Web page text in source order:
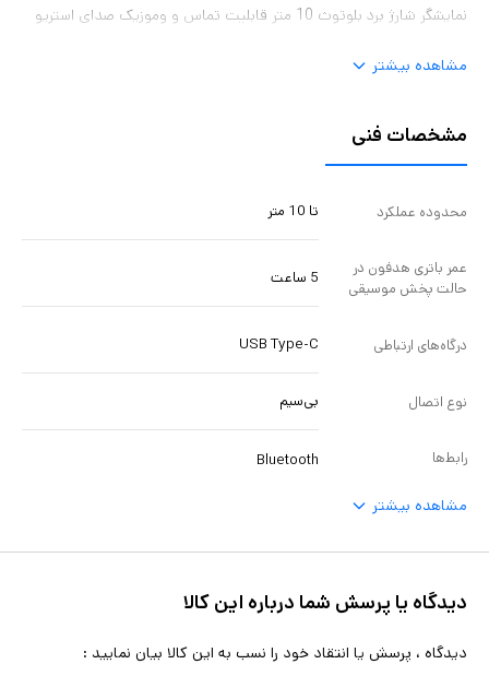
نمایشگر شارژ برد بلوتوث 10 متر قابلیت تماس و وموزیک صدای استریو
مشاهده بیشتر
مشخصات فنی
محدوده عملکرد تا 10 متر
عمر باتری هدفون در
حالت پخش موسیقی
5 ساعت
درگاه‌های ارتباطی USB Type-C
نوع اتصال بی‌سیم
رابط‌ها Bluetooth
مشاهده بیشتر
دیدگاه یا پرسش شما درباره این کالا
دیدگاه ، پرسش یا انتقاد خود را نسب به این کالا بیان نمایید :